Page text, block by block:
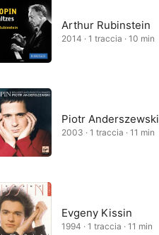
Arthur Rubinstein
2014 · 1 traccia · 10 min
Piotr Anderszewski
2003 · 1 traccia · 11 min
Evgeny Kissin
1994 · 1 traccia · 11 min